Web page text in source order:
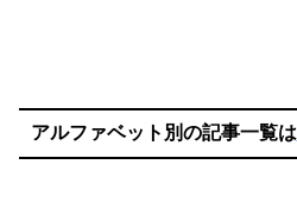
アルファベット別の記事一覧は